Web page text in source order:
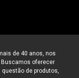
de 40 anos, nos
Buscamos oferecer
de produtos,